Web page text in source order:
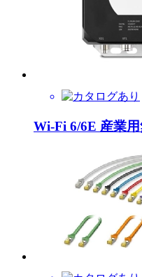
Wi-Fi 6/6E 産業